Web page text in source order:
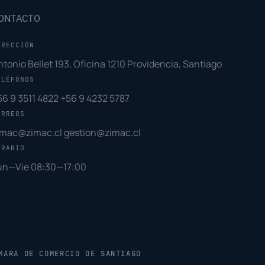
Bellet 193, Oficina 1210 Providencia, Santiago
9 3511 4822 +56 9 4232 5787
gestion@zimac.cl
08:30—17:00
DE COMERCIO DE SANTIAGO